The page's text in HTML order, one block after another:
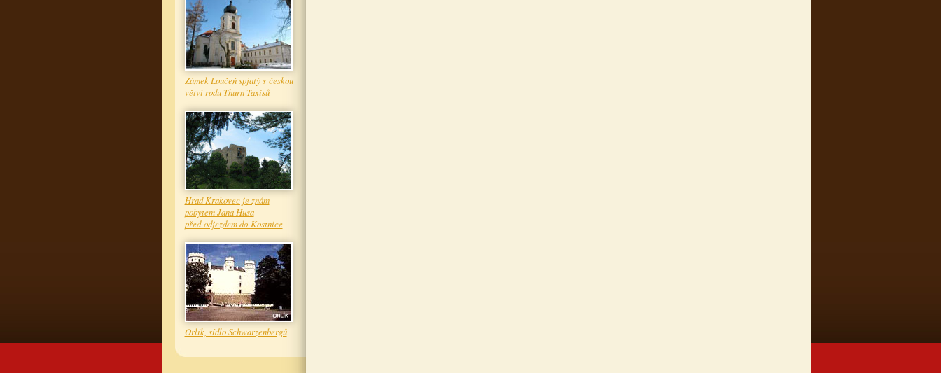
Zámek Loučeň spjatý s českou
větví rodu Thurn-Taxisů
Hrad Krakovec je znám
pobytem Jana Husa
před odjezdem do Kostnice
Orlík, sídlo Schwarzenbergů